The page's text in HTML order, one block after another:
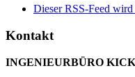
Dieser RSS-Feed
Kontakt
INGENIEURBÜRO KICK